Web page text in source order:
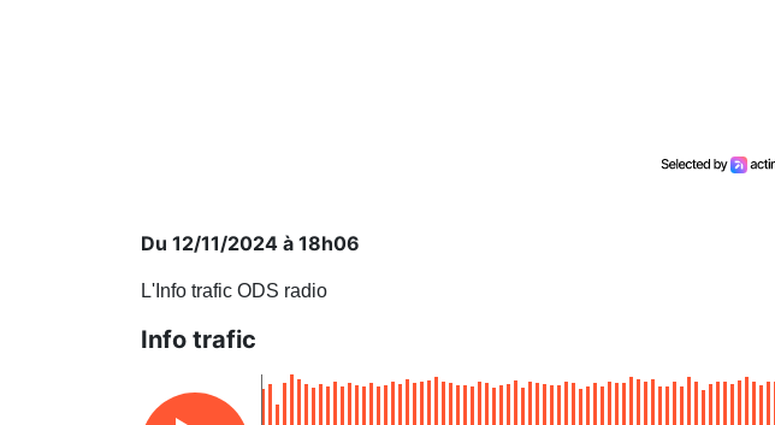
Du 12/11/2024 à 18h06
L'Info trafic ODS radio
Info trafic